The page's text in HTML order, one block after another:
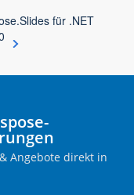
für .NET
Angebote direkt in